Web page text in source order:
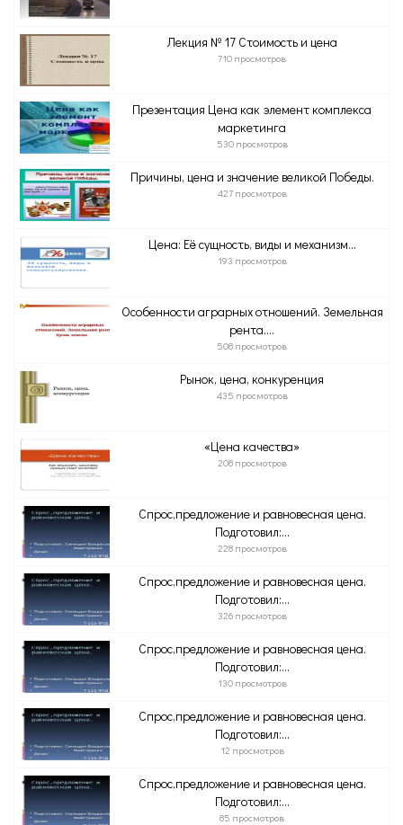
Лекция № 17 Стоимость и цена
710 просмотров
Презентация Цена как элемент комплекса
маркетинга
530 просмотров
Причины, цена и значение великой Победы.
427 просмотров
Цена: Её сущность, виды и механизм...
193 просмотров
Особенности аграрных отношений. Земельная
рента....
508 просмотров
Рынок, цена, конкуренция
435 просмотров
«Цена качества»
208 просмотров
Спрос,предложение и равновесная цена.
Подготовил:...
228 просмотров
Спрос,предложение и равновесная цена.
Подготовил:...
326 просмотров
Спрос,предложение и равновесная цена.
Подготовил:...
130 просмотров
Спрос,предложение и равновесная цена.
Подготовил:...
12 просмотров
Спрос,предложение и равновесная цена.
Подготовил:...
85 просмотров